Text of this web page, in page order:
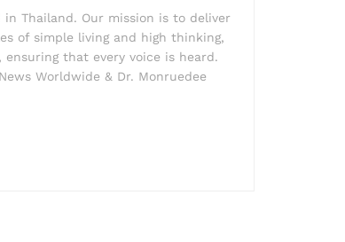
in Thailand. Our mission is to deliver
of simple living and high thinking,
that every voice is heard.
Worldwide & Dr. Monruedee